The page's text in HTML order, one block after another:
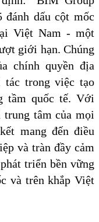
đánh dấu cột mốc
Việt Nam - một
giới hạn. Chúng
chính quyền địa
tác trong việc tạo
tầm quốc tế. Với
tâm của mọi
mang đến điều
và tràn đầy cảm
triển bền vững
và trên khắp Việt